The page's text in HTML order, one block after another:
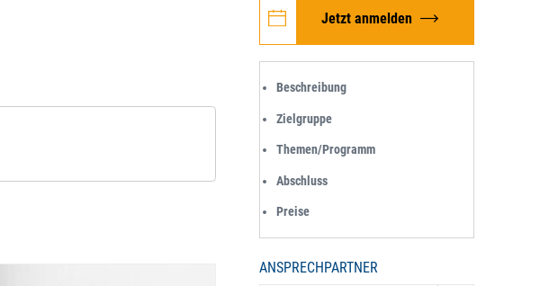
Jetzt anmelden
Beschreibung
Zielgruppe
Themen/Programm
Abschluss
Preise
ANSPRECHPARTNER